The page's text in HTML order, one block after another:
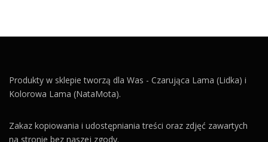
Produkty w sklepie tworzą dla Was - Czarująca Lama (Lidka) i
Kolorowa Lama (NataMota).
Zakaz kopiowania i udostępniania treści oraz zdjęć zawartych
na stronie bez naszej zgody.